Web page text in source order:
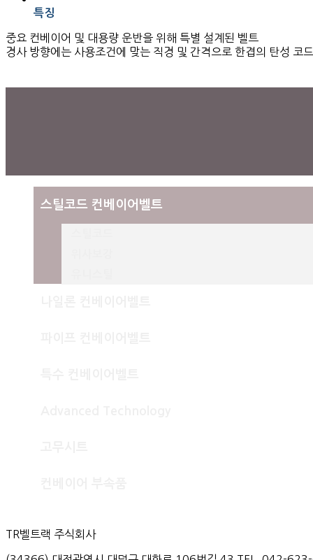
특징
중요 컨베이어 및 대용량 운반을 위해 특별 설계된 벨트
경사 방향에는 사용조건에 맞는 직경 및 간격으로 한겹의 탄성 코
스틸코드 컨베이어벨트
내충격성 / 내약품성 / 대전방지
스탠드 / 브라켓
TR벨트랙 주식회사